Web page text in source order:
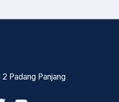
Padang Panjang